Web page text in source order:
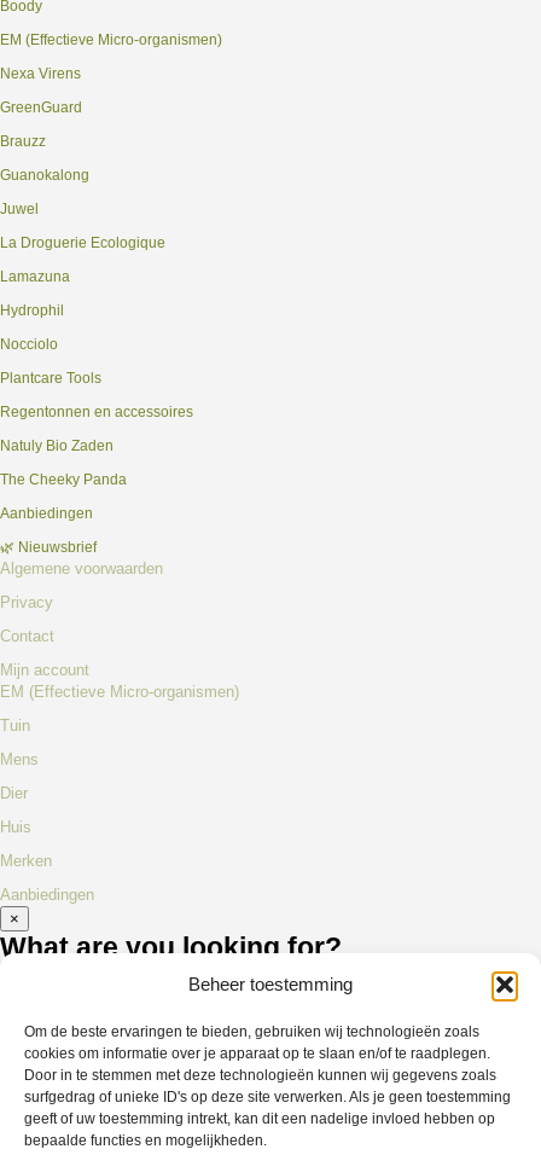
Beheer toestemming
Om de beste ervaringen te bieden, gebruiken wij technologieën zoals
cookies om informatie over je apparaat op te slaan en/of te raadplegen.
Door in te stemmen met deze technologieën kunnen wij gegevens zoals
surfgedrag of unieke ID's op deze site verwerken. Als je geen toestemming
geeft of uw toestemming intrekt, kan dit een nadelige invloed hebben op
bepaalde functies en mogelijkheden.
Boody
EM (Effectieve Micro-organismen)
Nexa Virens
GreenGuard
Brauzz
Guanokalong
Juwel
La Droguerie Ecologique
Lamazuna
Hydrophil
Nocciolo
Plantcare Tools
Regentonnen en accessoires
Natuly Bio Zaden
The Cheeky Panda
Aanbiedingen
🌿 Nieuwsbrief
Algemene voorwaarden
Privacy
Contact
Mijn account
EM (Effectieve Micro-organismen)
Tuin
Mens
Dier
Huis
Merken
Aanbiedingen
×
What are you looking for?